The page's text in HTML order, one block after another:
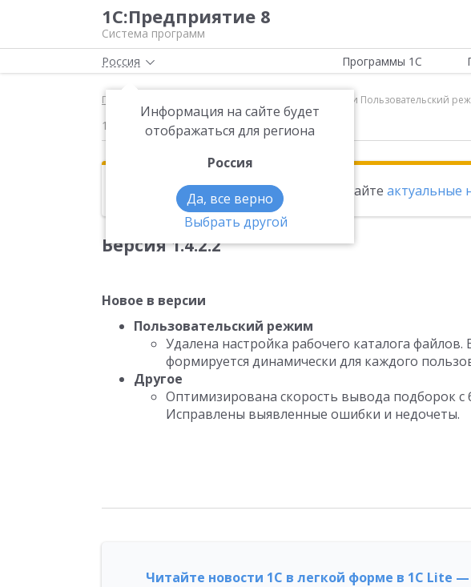
1С:Предприятие 8
Система программ
Россия
Информация на сайте будет
отображаться для региона
Россия
Да, все верно
Выбрать другой
Программы 1С
Главная Версия 1.4.2.2 Новое в версии Пользовательский
11.01.2010
Эта новость находится в архиве. Читайте актуальные
Версия 1.4.2.2
Новое в версии
Пользовательский режим
Удалена настройка рабочего каталога
формируется динамически для каждого
Другое
Оптимизирована скорость вывода подборок с
Исправлены выявленные ошибки и недочеты.
Читайте новости 1С в легкой форме в 1С Lite